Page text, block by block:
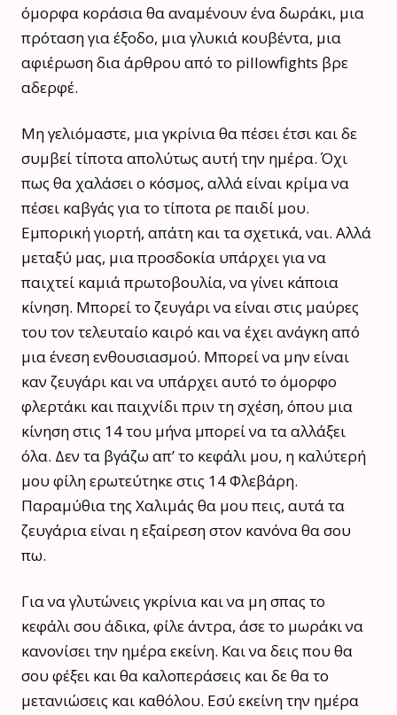
όμορφα κοράσια θα αναμένουν ένα δωράκι, μια
πρόταση για έξοδο, μια γλυκιά κουβέντα, μια
αφιέρωση δια άρθρου από το pillowfights βρε
αδερφέ.
Μη γελιόμαστε, μια γκρίνια θα πέσει έτσι και δε
συμβεί τίποτα απολύτως αυτή την ημέρα. Όχι
πως θα χαλάσει ο κόσμος, αλλά είναι κρίμα να
πέσει καβγάς για το τίποτα ρε παιδί μου.
Εμπορική γιορτή, απάτη και τα σχετικά, ναι. Αλλά
μεταξύ μας, μια προσδοκία υπάρχει για να
παιχτεί καμιά πρωτοβουλία, να γίνει κάποια
κίνηση. Μπορεί το ζευγάρι να είναι στις μαύρες
του τον τελευταίο καιρό και να έχει ανάγκη από
μια ένεση ενθουσιασμού. Μπορεί να μην είναι
καν ζευγάρι και να υπάρχει αυτό το όμορφο
φλερτάκι και παιχνίδι πριν τη σχέση, όπου μια
κίνηση στις 14 του μήνα μπορεί να τα αλλάξει
όλα. Δεν τα βγάζω απ’ το κεφάλι μου, η καλύτερή
μου φίλη ερωτεύτηκε στις 14 Φλεβάρη.
Παραμύθια της Χαλιμάς θα μου πεις, αυτά τα
ζευγάρια είναι η εξαίρεση στον κανόνα θα σου
πω.
Για να γλυτώνεις γκρίνια και να μη σπας το
κεφάλι σου άδικα, φίλε άντρα, άσε το μωράκι να
κανονίσει την ημέρα εκείνη. Και να δεις που θα
σου φέξει και θα καλοπεράσεις και δε θα το
μετανιώσεις και καθόλου. Εσύ εκείνη την ημέρα